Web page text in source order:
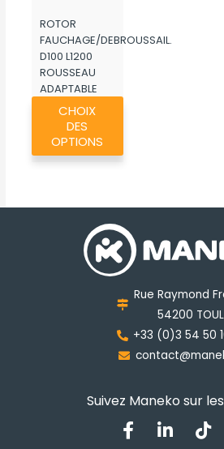
ROTOR
FAUCHAGE/DEBROUSSAIL.
D100 L1200
ROUSSEAU
ADAPTABLE
MK265
CHOIX
DES
OPTIONS
Ce
plusieurs
peuvent
être
sur
page
du
Rue Raymond
54200 TOUL
+33 (0)3 54 50
Suivez Maneko sur
F
a
L
i
T
i